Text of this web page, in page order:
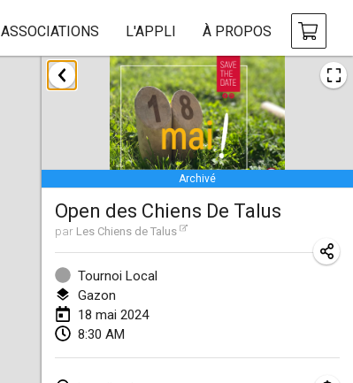
ASSOCIATIONS L'APPLI À PROPOS
Archivé
Open des Chiens De Talus
par Les Chiens de Talus
Tournoi Local
Gazon
18 mai 2024
8:30 AM
janvier 2024
20 janv. 2024|Allemagne
Indoor Polish Open 2024 - Singles
20 janv. 2024|Pologne
Open de Boulay Triplette
20 janv. 2024
Tournoi Mixte ASPTTOM
20 janv. 2024